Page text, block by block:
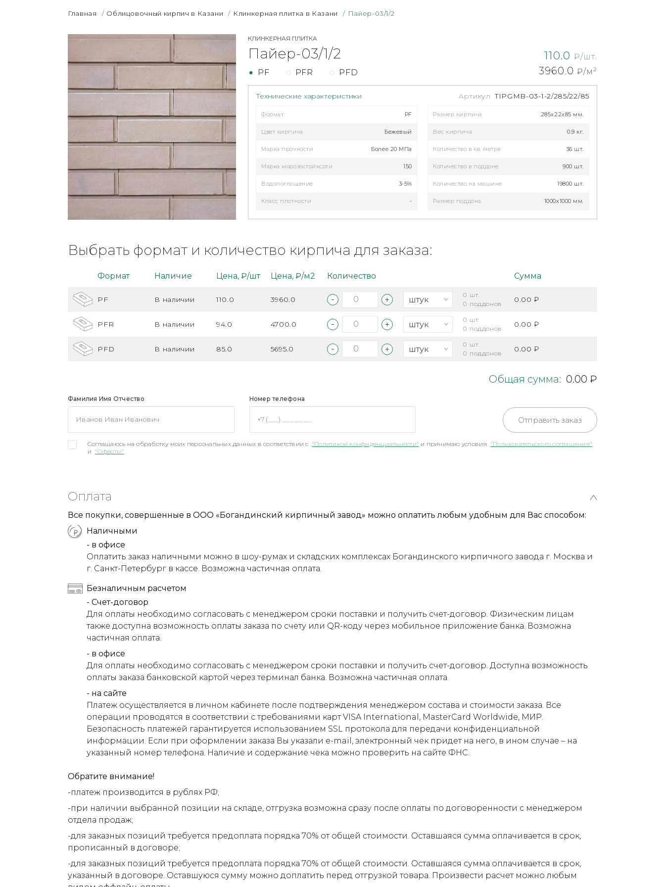
Главная / Облицовочный кирпич в Казани / Клинкерная плитка в Казани / Пайер-03/1/2
КЛИНКЕРНАЯ ПЛИТКА
Пайер-03/1/2 110.0 ₽/шт.
3960.0 ₽/м 2
PF PFR PFD
Технические характеристики Артикул TIPGMB-03-1-2/285/22/85
Формат PF
Цвет кирпича Бежевый
Марка прочности Более 20 МПа
Марка морозостойксоти 150
Водопоглощение 3-5%
Класс плотности -
Размер кирпича 285x22x85 мм.
Вес кирпича 0.9 кг.
Количество в кв. метре 36 шт.
Количество в поддоне 900 шт.
Количество на машине 19800 шт.
Размер поддона 1000х1000 мм.
Выбрать формат и количество кирпича для заказа:
Формат Наличие Цена, ₽/шт Цена, ₽/м2 Количество Сумма
PF В наличии 110.0 3960.0 0 шт.
0 поддонов 0.00 ₽
PFR В наличии 94.0 4700.0 0 шт.
0 поддонов 0.00 ₽
PFD В наличии 85.0 5695.0 0 шт.
0 поддонов 0.00 ₽
Общая сумма: 0.00 ₽
Фамилия Имя Отчество Номер телефона
Отправить заказ
Соглашаюсь на обработку моих персональных данных в соответствии с "Политикой конфиденциальности" и принимаю условия "Пользовательского соглашения"
и "Оферты"
Оплата
Все покупки, совершенные в ООО «Богандинский кирпичный завод» можно оплатить любым удобным для Вас способом:
Наличными
- в офисе
Оплатить заказ наличными можно в шоу-румах и складских комплексах Богандинского кирпичного завода г. Москва и
г. Санкт-Петербург в кассе. Возможна частичная оплата.
Безналичным расчетом
- Счет-договор
Для оплаты необходимо согласовать с менеджером сроки поставки и получить счет-договор. Физическим лицам
также доступна возможность оплаты заказа по счету или QR-коду через мобильное приложение банка. Возможна
частичная оплата.
- в офисе
Для оплаты необходимо согласовать с менеджером сроки поставки и получить счет-договор. Доступна возможность
оплаты заказа банковской картой через терминал банка. Возможна частичная оплата.
- на сайте
Платеж осуществляется в личном кабинете после подтверждения менеджером состава и стоимости заказа. Все
операции проводятся в соответствии с требованиями карт VISA International, MasterCard Worldwide, МИР.
Безопасность платежей гарантируется использованием SSL протокола для передачи конфиденциальной
информации. Если при оформлении заказа Вы указали e-mail, электронный чек придет на него, в ином случае – на
указанный номер телефона. Наличие и содержание чека можно проверить на сайте ФНС.
Обратите внимание!
-платеж производится в рублях РФ;
-при наличии выбранной позиции на складе, отгрузка возможна сразу после оплаты по договоренности с менеджером
отдела продаж;
-для заказных позиций требуется предоплата порядка 70% от общей стоимости. Оставшаяся сумма оплачивается в срок,
прописанный в договоре;
-для заказных позиций требуется предоплата порядка 70% от общей стоимости. Оставшаяся сумма оплачивается в срок,
указанный в договоре. Оставшуюся сумму можно доплатить перед отгрузкой товара. Произвести расчет можно любым